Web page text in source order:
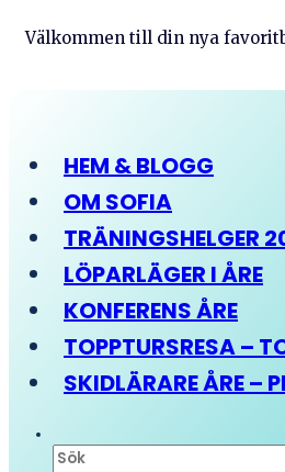
Välkommen till din nya
HEM & BLOGG
OM SOFIA
TRÄNINGSHELGER
LÖPARLÄGER I ÅRE
KONFERENS ÅRE
TOPPTURSRESA –
SKIDLÄRARE ÅRE –